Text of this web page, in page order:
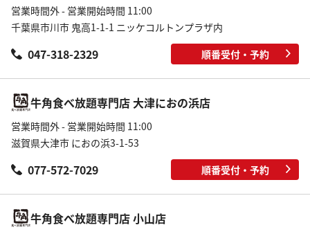
営業時間外 - 営業開始時間 11:00
千葉県市川市 鬼高1-1-1 ニッケコルトンプラザ内
047-318-2329 順番受付・予約
牛角食べ放題専門店 大津におの浜店
営業時間外 - 営業開始時間 11:00
滋賀県大津市 におの浜3-1-53
077-572-7029 順番受付・予約
牛角食べ放題専門店 小山店